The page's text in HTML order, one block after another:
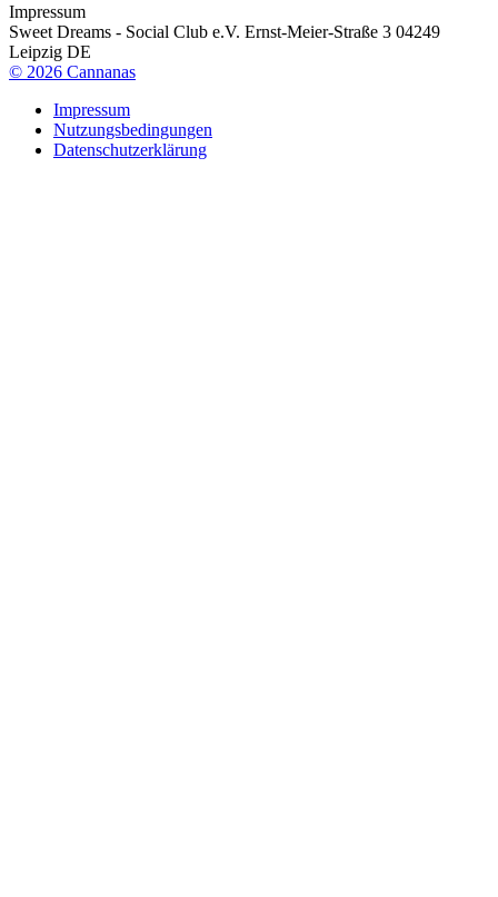
Impressum
Sweet Dreams - Social Club e.V. Ernst-Meier-Straße 3 04249
Leipzig DE
© 2026 Cannanas
Impressum
Nutzungsbedingungen
Datenschutzerklärung